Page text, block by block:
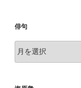
俳句
句